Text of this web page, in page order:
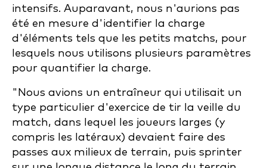
intensifs. Auparavant, nous n'aurions pas
été en mesure d'identifier la charge
d'éléments tels que les petits matchs, pour
lesquels nous utilisons plusieurs paramètres
pour quantifier la charge.
"Nous avions un entraîneur qui utilisait un
type particulier d'exercice de tir la veille du
match, dans lequel les joueurs larges (y
compris les latéraux) devaient faire des
passes aux milieux de terrain, puis sprinter